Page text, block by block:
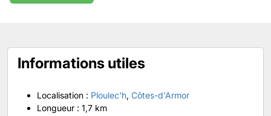
Informations utiles
Localisation : Ploulec'h, Côtes-d'Armor
Longueur : 1,7 km